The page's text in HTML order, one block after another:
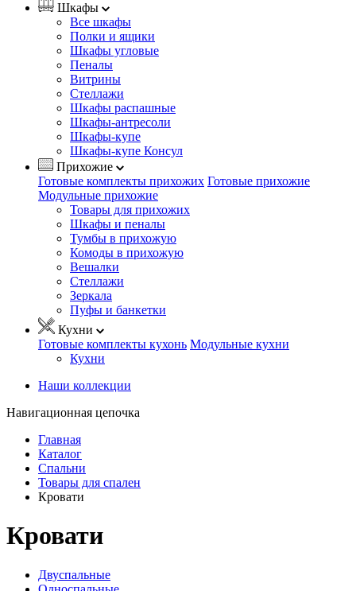
Шкафы
Все шкафы
Полки и ящики
Шкафы угловые
Пеналы
Витрины
Стеллажи
Шкафы распашные
Шкафы-антресоли
Шкафы-купе
Шкафы-купе Консул
Прихожие
Готовые комплекты прихожих Готовые прихожие
Модульные прихожие
Товары для прихожих
Шкафы и пеналы
Тумбы в прихожую
Комоды в прихожую
Вешалки
Стеллажи
Зеркала
Пуфы и банкетки
Кухни
Готовые комплекты кухонь Модульные кухни
Кухни
Наши коллекции
Навигационная цепочка
Главная
Каталог
Спальни
Товары для спален
Кровати
Кровати
Двуспальные